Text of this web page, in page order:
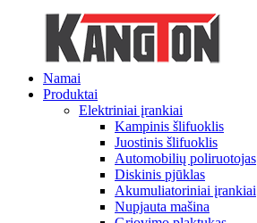
Namai
Produktai
Elektriniai įrankiai
Kampinis šlifuoklis
Juostinis šlifuoklis
Automobilių poliruotojas
Diskinis pjūklas
Akumuliatoriniai įrankiai
Nupjauta mašina